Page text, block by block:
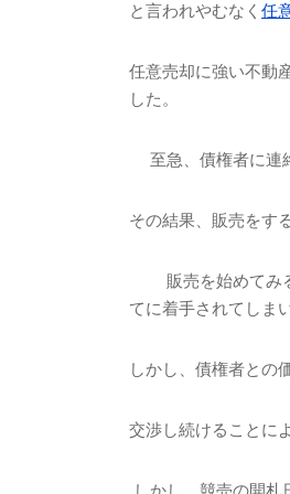
と言われやむなく 任
任意売却に強い不動
した。
至急、債権者に連
その結果、販売をす
販売を始めてみる
てに着手されてしま
しかし、債権者との
交渉し続けることに
しかし、競売の開